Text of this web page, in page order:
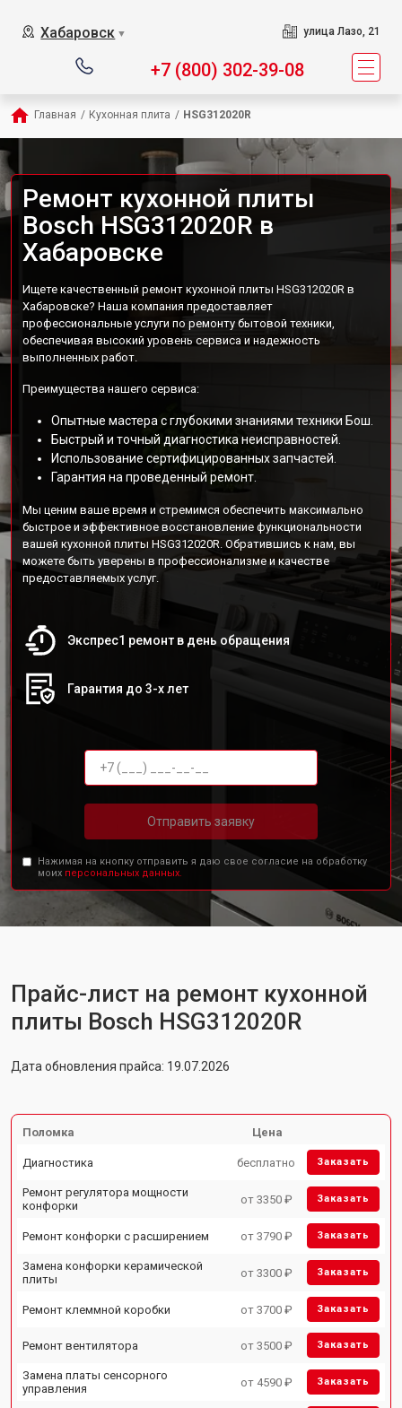
Хабаровск ▼ улица Лазо, 21
+7 (800) 302-39-08
Главная / Кухонная плита / HSG312020R
Ремонт кухонной плиты
Bosch HSG312020R в
Хабаровске
Ищете качественный ремонт кухонной плиты HSG312020R в
Хабаровске? Наша компания предоставляет
профессиональные услуги по ремонту бытовой техники,
обеспечивая высокий уровень сервиса и надежность
выполненных работ.
Преимущества нашего сервиса:
Опытные мастера с глубокими знаниями техники Бош.
Быстрый и точный диагностика неисправностей.
Использование сертифицированных запчастей.
Гарантия на проведенный ремонт.
Мы ценим ваше время и стремимся обеспечить максимально
быстрое и эффективное восстановление функциональности
вашей кухонной плиты HSG312020R. Обратившись к нам, вы
можете быть уверены в профессионализме и качестве
предоставляемых услуг.
Экспрес1 ремонт в день обращения
Гарантия до 3-х лет
Отправить заявку
Нажимая на кнопку отправить я даю свое согласие на обработку
моих персональных данных.
Прайс-лист на ремонт кухонной
плиты Bosch HSG312020R
Дата обновления прайса: 19.07.2026
Поломка Цена
Диагностика бесплатно Заказать
Ремонт регулятора мощности
конфорки
от 3350 ₽ Заказать
Ремонт конфорки с расширением от 3790 ₽ Заказать
Замена конфорки керамической
плиты
от 3300 ₽ Заказать
Ремонт клеммной коробки от 3700 ₽ Заказать
Ремонт вентилятора от 3500 ₽ Заказать
Замена платы сенсорного
управления
от 4590 ₽ Заказать